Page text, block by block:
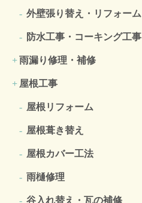
外壁張り替え・リフォーム
防水工事・コーキング工事
雨漏り修理・補修
屋根工事
屋根リフォーム
屋根葺き替え
屋根カバー工法
雨樋修理
谷入れ替え・瓦の補修